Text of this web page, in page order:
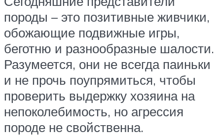
породы – это позитивные живчики,
обожающие подвижные игры,
беготню и разнообразные шалости.
Разумеется, они не всегда паиньки
и не прочь поупрямиться, чтобы
проверить выдержку хозяина на
непоколебимость, но агрессия
породе не свойственна.